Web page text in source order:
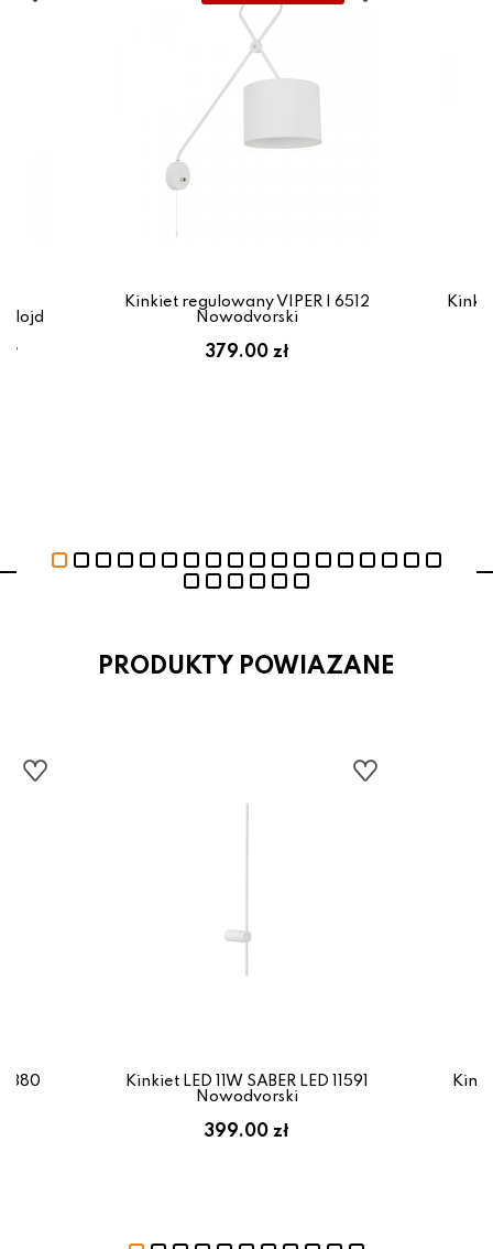
Kinkiet regulowany VIPER I 6512
Nowodvorski
379.00 zł
PRODUKTY POWIAZANE
Kinkiet LED 11W SABER LED 11591
Nowodvorski
399.00 zł